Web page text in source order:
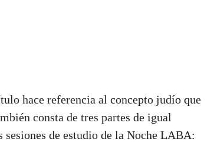
hace referencia al concepto judío que
consta de tres partes de igual
de estudio de la Noche LABA: